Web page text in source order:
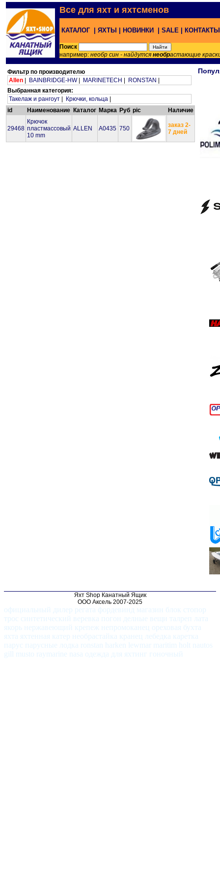
Все для яхт и яхтсменов
КАТАЛОГ | ЯХТЫ | НОВИНКИ | SALE |
Поиск
например: необр син - найдутся необрастающие
Фильтр по производителю
Allen
BAINBRIDGE-HW| MARINETECH RONSTAN
Выбранная категория:
Такелаж и рангоут
Крючки, кольца
id
Наименование Каталог Марка Руб pic Наличие
29468
Крючок
пластмассовый
10 mm
ALLEN A0435 750
заказ 2-
7 дней
Яхт Shop Канатный Ящик
ООО Аксель 2007-2025
официальный дилер регата фордевинд магазин блок стопор
трос синтетический веревка погон делные вещи талреп лата
якорь нержавеющий крепеж непромоканец ореховая бухта
яхта яхтенная катер необрастайка кранец лебедка каретка
парус парусные лодка ronstan harken lewmar maritim holt nautos
gill musto raymarine nasa одежда для яхтинг гоночный